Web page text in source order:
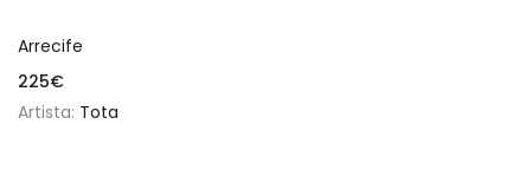
Arrecife
225€
Artista: Tota